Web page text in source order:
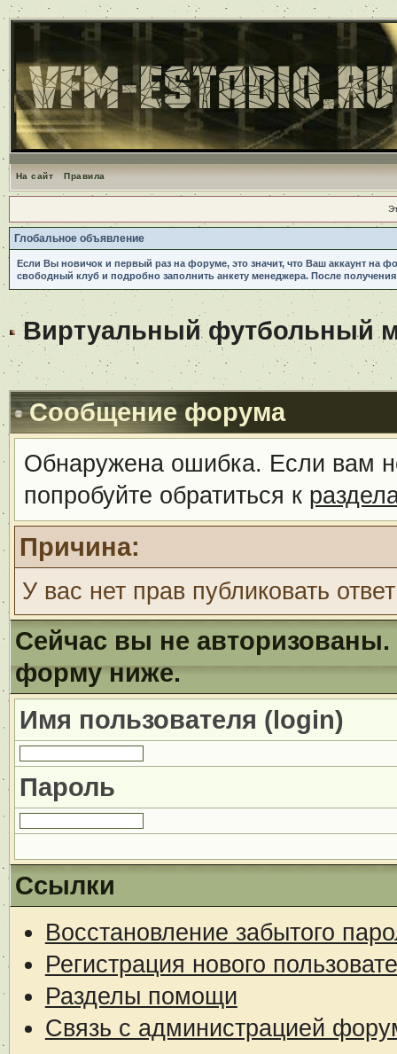
На сайт Правила
Глобальное объявление
Если Вы новичок и первый раз на форуме, это значит, что Ваш аккаунт на
свободный клуб и подробно заполнить анкету менеджера. После
Виртуальный футбольный
Сообщение форума
Обнаружена ошибка. Если вам
попробуйте обратиться к
Причина:
У вас нет прав публиковать
Сейчас вы не авторизованы.
форму ниже.
Имя пользователя (login)
Пароль
Ссылки
Восстановление забытого
Регистрация нового
Разделы помощи
Связь с администрацией